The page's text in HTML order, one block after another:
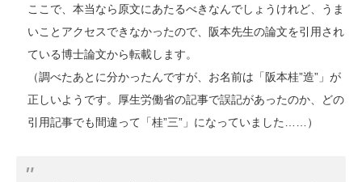
ここで、本当なら原文にあたるべきなんでしょうけれど、うま
いことアクセスできなかったので、阪本先生の論文を引用され
ている博士論文から転載します。
（調べたあとに分かったんですが、お名前は「阪本桂”造”」が
正しいようです。厚生労働省の記事で誤記があったのか、どの
引用記事でも間違って「桂”三”」になっていました……）